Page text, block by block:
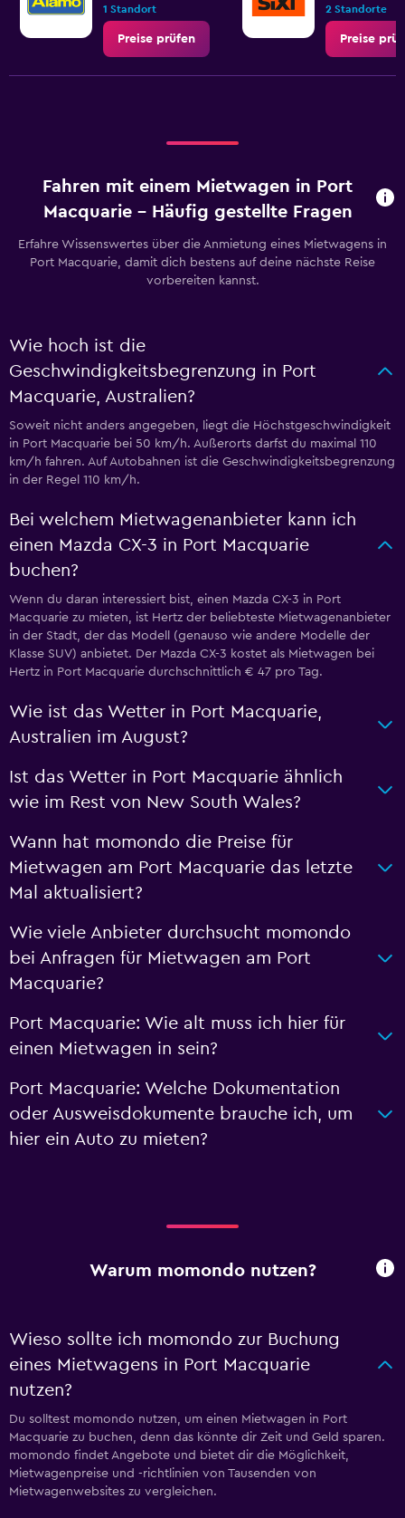
1 Standort
Preise prüfen
2 Standorte
Preise
Fahren mit einem Mietwagen in Port
Macquarie – Häufig gestellte Fragen
Erfahre Wissenswertes über die Anmietung eines Mietwagens in
Port Macquarie, damit dich bestens auf deine nächste Reise
vorbereiten kannst.
Wie hoch ist die
Geschwindigkeitsbegrenzung in Port
Macquarie, Australien?
Soweit nicht anders angegeben, liegt die Höchstgeschwindigkeit
in Port Macquarie bei 50 km/h. Außerorts darfst du maximal 110
km/h fahren. Auf Autobahnen ist die Geschwindigkeitsbegrenzung
in der Regel 110 km/h.
Bei welchem Mietwagenanbieter kann ich
einen Mazda CX-3 in Port Macquarie
buchen?
Wenn du daran interessiert bist, einen Mazda CX-3 in Port
Macquarie zu mieten, ist Hertz der beliebteste Mietwagenanbieter
in der Stadt, der das Modell (genauso wie andere Modelle der
Klasse SUV) anbietet. Der Mazda CX-3 kostet als Mietwagen bei
Hertz in Port Macquarie durchschnittlich € 47 pro Tag.
Wie ist das Wetter in Port Macquarie,
Australien im August?
Ist das Wetter in Port Macquarie ähnlich
wie im Rest von New South Wales?
Wann hat momondo die Preise für
Mietwagen am Port Macquarie das letzte
Mal aktualisiert?
Wie viele Anbieter durchsucht momondo
bei Anfragen für Mietwagen am Port
Macquarie?
Port Macquarie: Wie alt muss ich hier für
einen Mietwagen in sein?
Port Macquarie: Welche Dokumentation
oder Ausweisdokumente brauche ich, um
hier ein Auto zu mieten?
Warum momondo nutzen?
Wieso sollte ich momondo zur Buchung
eines Mietwagens in Port Macquarie
nutzen?
Du solltest momondo nutzen, um einen Mietwagen in Port
Macquarie zu buchen, denn das könnte dir Zeit und Geld sparen.
momondo findet Angebote und bietet dir die Möglichkeit,
Mietwagenpreise und -richtlinien von Tausenden von
Mietwagenwebsites zu vergleichen.